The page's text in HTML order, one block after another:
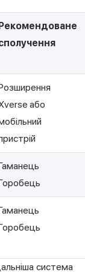
Рекомендоване
або
система